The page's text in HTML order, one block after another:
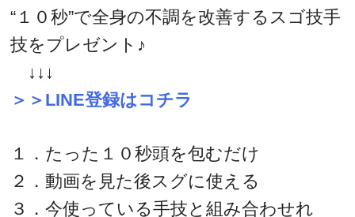
“１０秒”で全身の不調を改善するスゴ技手
技をプレゼント♪
↓↓↓
＞＞LINE登録はコチラ
１．たった１０秒頭を包むだけ
２．動画を見た後スグに使える
３．今使っている手技と組み合わせれ